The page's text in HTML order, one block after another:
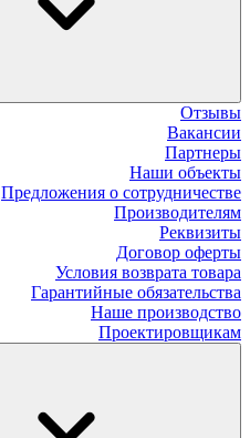
Отзывы
Вакансии
Партнеры
Наши объекты
Предложения о сотрудничестве
Производителям
Реквизиты
Договор оферты
Условия возврата товара
Гарантийные обязательства
Наше производство
Проектировщикам